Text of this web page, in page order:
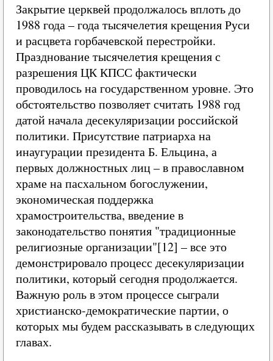
Закрытие церквей продолжалось вплоть до
1988 года – года тысячелетия крещения Руси
и расцвета горбачевской перестройки.
Празднование тысячелетия крещения с
разрешения ЦК КПСС фактически
проводилось на государственном уровне. Это
обстоятельство позволяет считать 1988 год
датой начала десекуляризации российской
политики. Присутствие патриарха на
инаугурации президента Б. Ельцина, а
первых должностных лиц – в православном
храме на пасхальном богослужении,
экономическая поддержка
храмостроительства, введение в
законодательство понятия "традиционные
религиозные организации"[12] – все это
демонстрировало процесс десекуляризации
политики, который сегодня продолжается.
Важную роль в этом процессе сыграли
христианско‑демократические партии, о
которых мы будем рассказывать в следующих
главах.